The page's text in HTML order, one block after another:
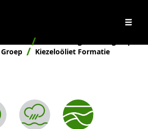
Kiezeloöliet Formatie
menu